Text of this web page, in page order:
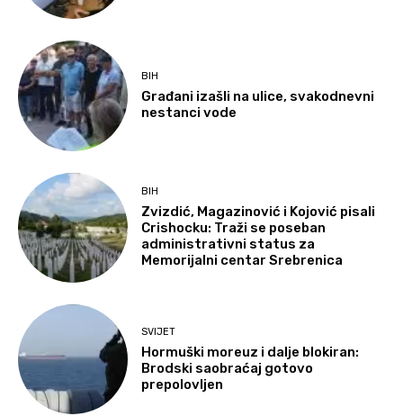
BIH
Građani izašli na ulice, svakodnevni
nestanci vode
BIH
Zvizdić, Magazinović i Kojović pisali
Crishocku: Traži se poseban
administrativni status za
Memorijalni centar Srebrenica
SVIJET
Hormuški moreuz i dalje blokiran:
Brodski saobraćaj gotovo
prepolovljen